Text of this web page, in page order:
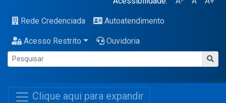
Rede Credenciada Autoatendimento
Acesso Restrito Ouvidoria
Clique aqui para expandir